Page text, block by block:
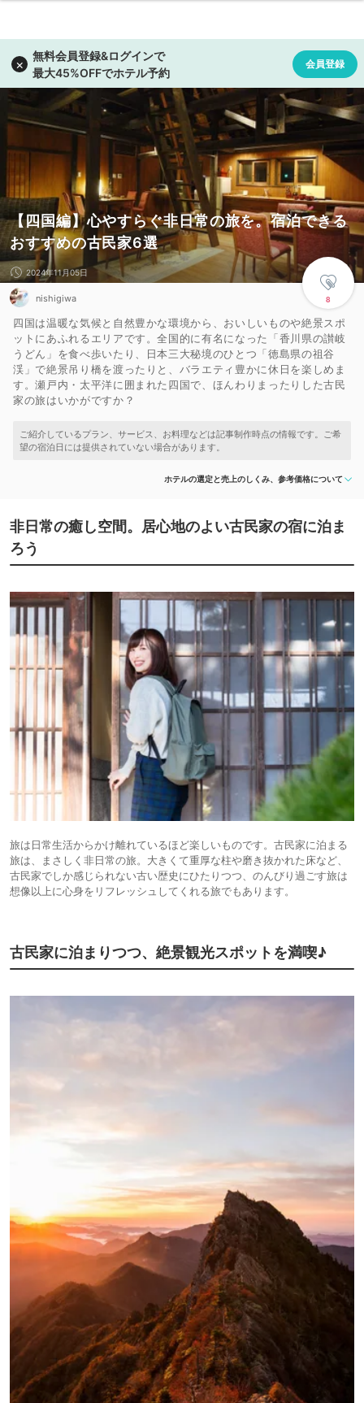
【四国編】心やすらぐ非日常の旅を。宿泊できる
おすすめの古民家6選
8
2024年11月05日
nishigiwa
四国は温暖な気候と自然豊かな環境から、おいしいものや絶景スポ
ットにあふれるエリアです。全国的に有名になった「香川県の讃岐
うどん」を食べ歩いたり、日本三大秘境のひとつ「徳島県の祖谷
渓」で絶景吊り橋を渡ったりと、バラエティ豊かに休日を楽しめま
す。瀬戸内・太平洋に囲まれた四国で、ほんわりまったりした古民
家の旅はいかがですか？
ホテルの選定と売上のしくみ、参考価格について
非日常の癒し空間。居心地のよい古民家の宿に泊ま
ろう
旅は日常生活からかけ離れているほど楽しいものです。古民家に泊まる
旅は、まさしく非日常の旅。大きくて重厚な柱や磨き抜かれた床など、
古民家でしか感じられない古い歴史にひたりつつ、のんびり過ごす旅は
想像以上に心身をリフレッシュしてくれる旅でもあります。
古民家に泊まりつつ、絶景観光スポットを満喫♪